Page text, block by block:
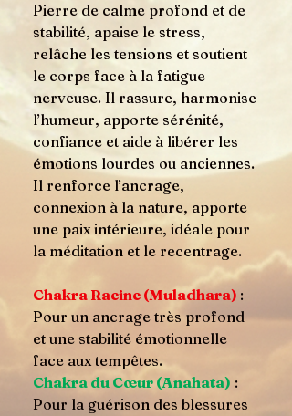
Pierre de calme profond et de
stabilité, apaise le stress,
relâche les tensions et soutient
le corps face à la fatigue
nerveuse. Il rassure, harmonise
l’humeur, apporte sérénité,
confiance et aide à libérer les
émotions lourdes ou anciennes.
Il renforce l’ancrage,
connexion à la nature, apporte
une paix intérieure, idéale pour
la méditation et le recentrage.
Chakra Racine (Muladhara) :
Pour un ancrage très profond
et une stabilité émotionnelle
face aux tempêtes.
Chakra du Cœur (Anahata) :
Pour la guérison des blessures